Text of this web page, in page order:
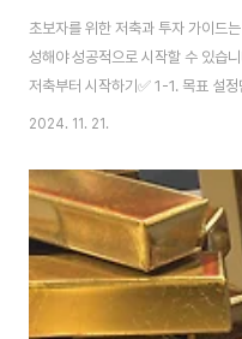
초보자를 위한 저축과 투자 가이드
성해야 성공적으로 시작할 수 있습
저축부터 시작하기✅ 1-1. 목표 설
원 모으기.장기 목표: 예) 10년 안에
수 있는 비용20%: 저축 및 투자에
필요 없는 소비를 줄이기.✅ 1-3.
상황에 대비한 비상금을 먼저 모으
예금)**에 보관하세요.2. 투자의 기
2024. 11. 21.